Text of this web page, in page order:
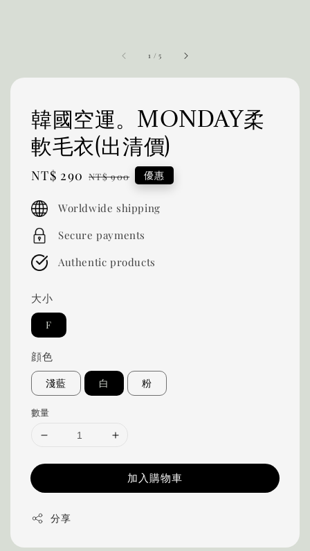
1 /5
韓國空運。MONDAY柔
軟毛衣(出清價)
Sale
NT$ 290 Regular
NT$ 900 優惠
Worldwide shipping
Secure payments
Authentic products
大小
F
顔色
淺藍 白 粉
數量
加入購物車
分享